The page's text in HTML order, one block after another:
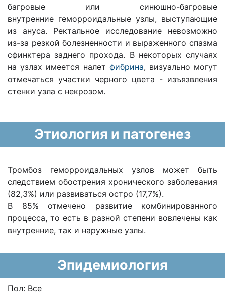
багровые или синюшно-багровые
внутренние геморроидальные узлы, выступающие
из ануса. Ректальное исследование невозможно
из-за резкой болезненности и выраженного спазма
сфинктера заднего прохода. В некоторых случаях
на узлах имеется налет фибрина, визуально могут
отмечаться участки черного цвета - изъязвления
стенки узла с некрозом.
Этиология и патогенез
Тромбоз геморроидальных узлов может быть
следствием обострения хронического заболевания
(82,3%) или развиваться остро (17,7%).
В 85% отмечено развитие комбинированного
процесса, то есть в разной степени вовлечены как
внутренние, так и наружные узлы.
Эпидемиология
Пол: Все